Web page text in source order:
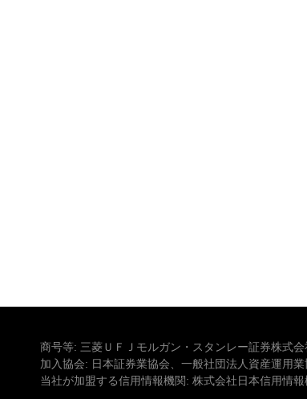
商号等: 三菱ＵＦＪモルガン・スタンレー証券株
加入協会: 日本証券業協会、一般社団法人資産運用
当社が加盟する信用情報機関: 株式会社日本信用情報